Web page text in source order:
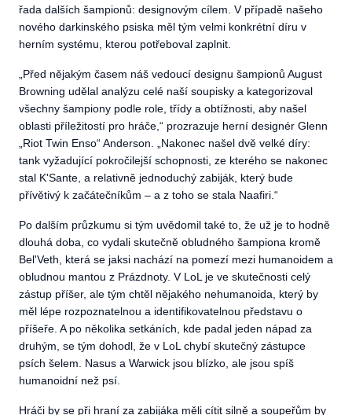
řada dalších šampionů: designovým cílem. V případě našeho
nového darkinského psiska měl tým velmi konkrétní díru v
herním systému, kterou potřeboval zaplnit.
„Před nějakým časem náš vedoucí designu šampionů August
Browning udělal analýzu celé naší soupisky a kategorizoval
všechny šampiony podle role, třídy a obtížnosti, aby našel
oblasti příležitostí pro hráče,“ prozrazuje herní designér Glenn
„Riot Twin Enso“ Anderson. „Nakonec našel dvě velké díry:
tank vyžadující pokročilejší schopnosti, ze kterého se nakonec
stal K'Sante, a relativně jednoduchý zabiják, který bude
přívětivý k začátečníkům – a z toho se stala Naafiri.“
Po dalším průzkumu si tým uvědomil také to, že už je to hodně
dlouhá doba, co vydali skutečně obludného šampiona kromě
Bel'Veth, která se jaksi nachází na pomezí mezi humanoidem a
obludnou mantou z Prázdnoty. V LoL je ve skutečnosti celý
zástup příšer, ale tým chtěl nějakého nehumanoida, který by
měl lépe rozpoznatelnou a identifikovatelnou představu o
příšeře. A po několika setkáních, kde padal jeden nápad za
druhým, se tým dohodl, že v LoL chybí skutečný zástupce
psích šelem. Nasus a Warwick jsou blízko, ale jsou spíš
humanoidní než psí.
Hráči by se při hraní za zabijáka měli cítit silně a soupeřům by